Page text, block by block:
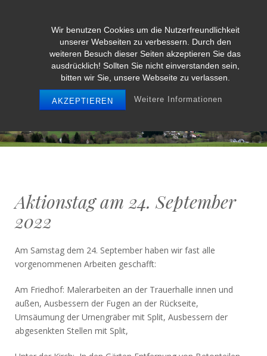
Wir benutzen Cookies um die Nutzerfreundlichkeit
unserer Webseiten zu verbessern. Durch den
weiteren Besuch dieser Seiten akzeptieren Sie das
ausdrücklich! Sollten Sie nicht einverstanden sein,
bitten wir Sie, unsere Webseite zu verlassen.
AKZEPTIEREN Weitere Informationen
Weidenbach/Eifel
MENU
Aktionstag am 24. September
2022
Am Samstag dem 24. September haben wir fast alle
vorgenommenen Arbeiten geschafft:
Am Friedhof: Malerarbeiten an der Trauerhalle innen und
außen, Ausbessern der Fugen an der Rückseite,
Umsäumung der Urnengräber mit Split, Ausbessern der
abgesenkten Stellen mit Split,